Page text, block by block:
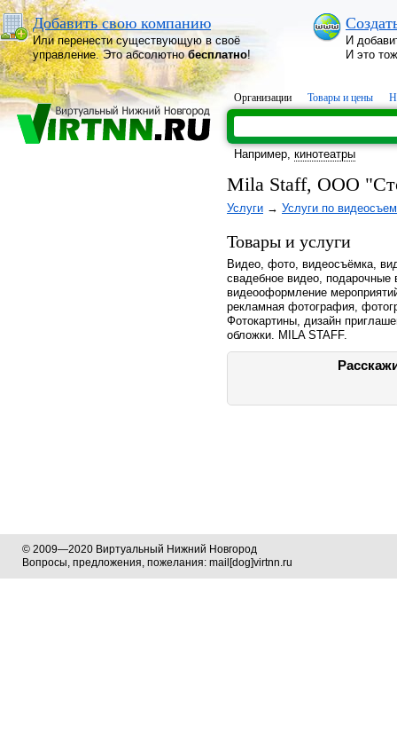
Добавить свою компанию
Или перенести существующую в своё
управление. Это абсолютнобесплатно!
И
И это
Организации Товары и цены
Например, кинотеатры
Mila Staff, ООО
Услуги → Услуги по
Товары и услуги
Видео, фото, видеосъёмка,
cвадебное видео, подарочные
видеооформление
рекламная фотография,
Фотокартины, дизайн
обложки. MILA STAFF.
© 2009—2020 Виртуальный Нижний Новгород
Вопросы, предложения, пожелания: mail[dog]virtnn.ru